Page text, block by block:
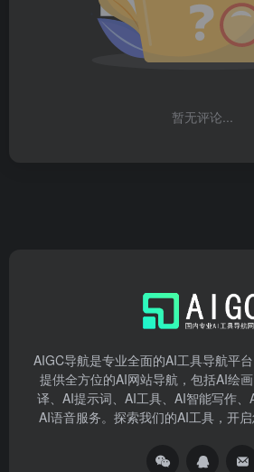
暂无评论...
AIGC导航是专业全面的AI工具导航平
提供全方位的AI网站导航，包括AI绘
译、AI提示词、AI工具、AI智能写作
AI语音服务。探索我们的AI工具，开